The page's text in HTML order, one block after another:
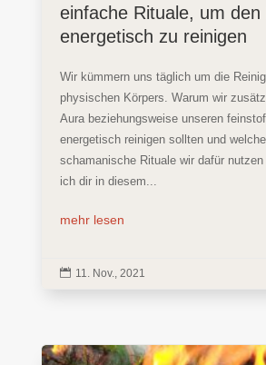
einfache Rituale, um den
energetisch zu reinigen
Wir kümmern uns täglich um die
physischen Körpers. Warum wir
Aura beziehungsweise unseren
energetisch reinigen sollten und
schamanische Rituale wir dafür
ich dir in diesem...
mehr lesen
 11. Nov., 2021